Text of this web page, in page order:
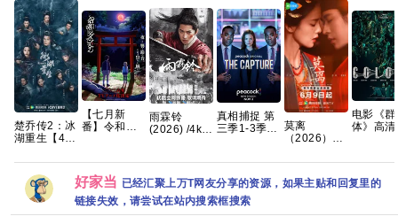
楚乔传2：冰
湖重生【40
赠 赵丽颖版
楚乔传 第一
部】夸克
【七月新
番】令和的
【夸克百度
网盘+】
雨霖铃
(2026) /4k超
克/百度网盘
【单集1～
8GB】
真相捕捉 第
三季1-3季
黛·格兰杰 /
帕帕·厄希度]
莫离
（2026）4K
磊[中国大陆]
[爱情/古装]
[单集约
电影《群
体》高清
链接
好家当 已经汇聚上万T网友分享的资源，如果主贴和回复里的
链接失效，请尝试在站内搜索框搜索